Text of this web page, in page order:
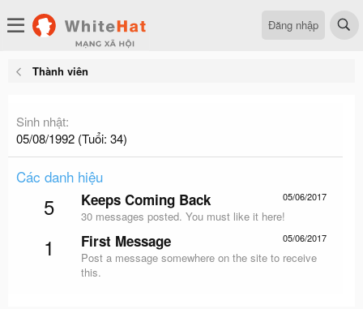
Đăng nhập
Thành viên
Sinh nhật
05/08/1992 (Tuổi: 34)
Các danh hiệu
5 05/06/2017
Keeps Coming Back
30 messages posted. You must like it here!
1 05/06/2017
First Message
Post a message somewhere on the site to receive
this.